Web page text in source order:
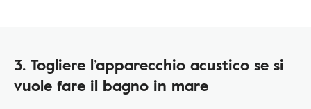
3. Togliere l’apparecchio acustico se si
vuole fare il bagno in mare